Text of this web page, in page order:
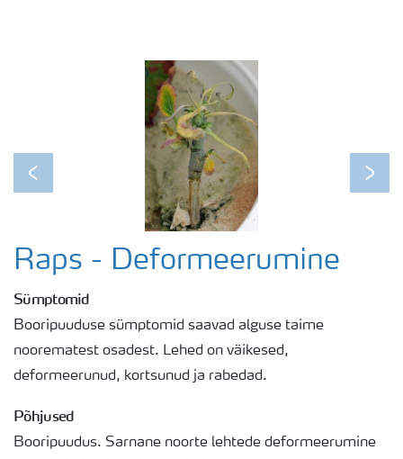
Previous Next
Raps - Deformeerumine
Sümptomid
Booripuuduse sümptomid saavad alguse taime
noorematest osadest. Lehed on väikesed,
deformeerunud, kortsunud ja rabedad.
Põhjused
Booripuudus. Sarnane noorte lehtede deformeerumine